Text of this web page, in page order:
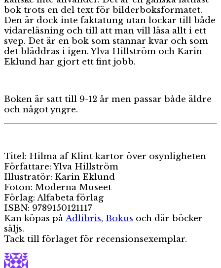
bok trots en del text för bilderboksformatet.
Den är dock inte faktatung utan lockar till både
vidareläsning och till att man vill läsa allt i ett
svep. Det är en bok som stannar kvar och som
det bläddras i igen. Ylva Hillström och Karin
Eklund har gjort ett fint jobb.
Boken är satt till 9-12 år men passar både äldre
och något yngre.
Titel: Hilma af Klint kartor över osynligheten
Författare: Ylva Hillström
Illustratör: Karin Eklund
Foton: Moderna Museet
Förlag: Alfabeta förlag
ISBN: 9789150121117
Kan köpas på Adlibris, Bokus och där böcker
säljs.
Tack till förlaget för recensionsexemplar.
Författare